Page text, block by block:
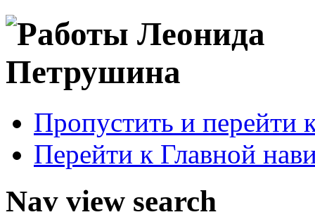
Пропустить и перейти
Перейти к Главной
Nav view search